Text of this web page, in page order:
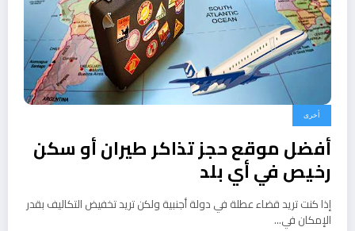
أخرى
أفضل موقع حجز تذاكر طيران أو سكن
رخيص في أي بلد
إذا كنت تريد قضاء عطلة في دولة أجنبية ولكن تريد تخفيض التكاليف بقدر
الإمكان في…